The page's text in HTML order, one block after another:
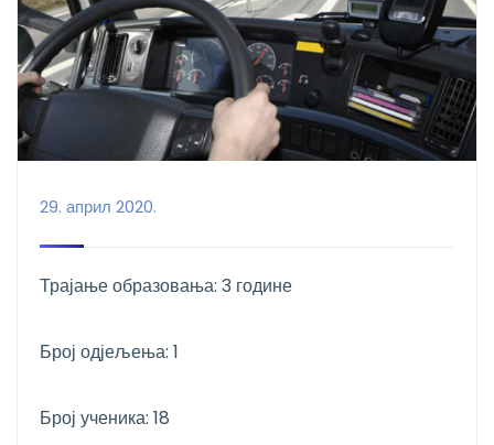
29. април 2020.
Трајање образовања: 3 године
Број одјељења: 1
Број ученика: 18